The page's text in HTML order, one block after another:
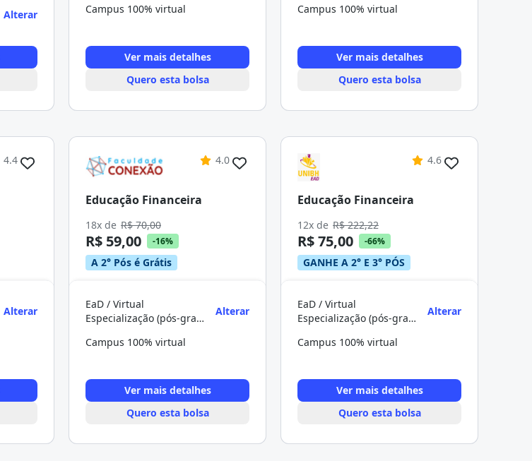
Alterar Campus 100% virtual
Ver mais detalhes
Quero esta bolsa
Campus 100% virtual
Ver mais detalhes
Quero esta bolsa
4.4
Alterar
4.0
Educação Financeira
18x de R$ 70,00
R$ 59,00 -16%
A 2° Pós é Grátis
EaD / Virtual
Especialização (pós-graduação)
Alterar
Campus 100% virtual
Ver mais detalhes
Quero esta bolsa
4.6
Educação Financeira
12x de R$ 222,22
R$ 75,00 -66%
GANHE A 2° E 3° PÓS
EaD / Virtual
Especialização (pós-graduação)
Alterar
Campus 100% virtual
Ver mais detalhes
Quero esta bolsa